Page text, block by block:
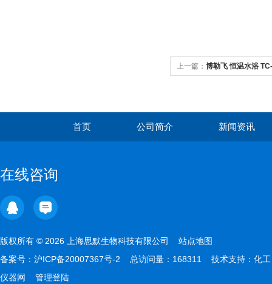
上一篇： 博勒飞 恒温水浴
首页 公司简介 新闻资讯
在线咨询
版权所有 © 2026 上海思默生物科技有限公司 站点地图
备案号： 沪ICP备20007367号-2 总访问量：168311 技术支持： 化工
仪器网
管理登陆